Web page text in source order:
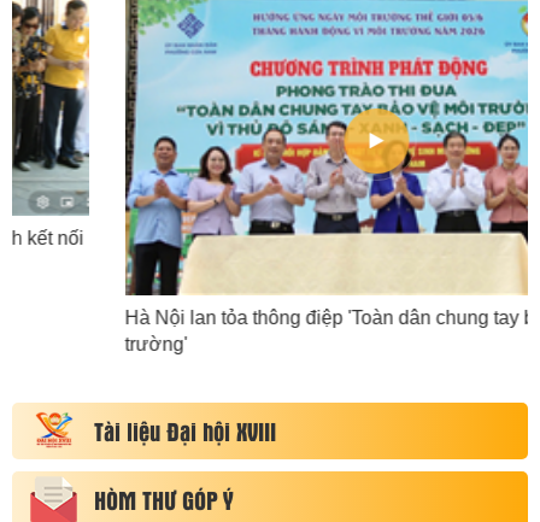
Hà Nội lan tỏa thông điệp 'Toàn dân chung tay bảo vệ môi
Tài liệu Đại hội XVIII
HÒM THƯ GÓP Ý